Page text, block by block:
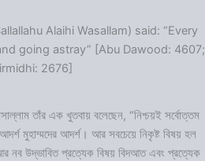
Alaihi Wasallam) said: “Every
going astray” [Abu Dawood: 4607;
2676]
তাঁর এক খুতবায় বলেছেন, “নিশ্চয়ই সর্বোত্তম
মুহাম্মদের আদর্শ। আর সবচেয়ে নিকৃষ্ট বিষয় হল
নব উদ্ভাবিত প্রত্যেক বিষয় বিদআত এবং প্রত্যেক